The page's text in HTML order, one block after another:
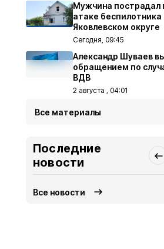
Мужчина пострадал
атаке беспилотника
Яковлевском округе
Сегодня, 09:45
Александр Шуваев
обращением по
ВДВ
2 августа , 04:01
Все материалы
Последние
новости
Все новости